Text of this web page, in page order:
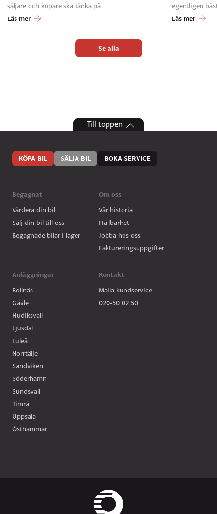
säljare och köpare ska tänka på
Läs mer
egentligen
Läs mer
Se alla
Till toppen
Begagnat
Värdera din bil
Sälj din bil till oss
Begagnade bilar i lager
Anläggningar
Bollnäs
Gävle
Hudiksvall
Ljusdal
Luleå
Norrtälje
Sandviken
Söderhamn
Sundsvall
Timrå
Uppsala
Östhammar
Om oss
Vår historia
Hållbarhet
Jobba hos oss
Faktureringsuppgifter
Kontakt
Maila kundservice
020-50 02 50
KÖPA BIL SÄLJA BIL BOKA SERVICE